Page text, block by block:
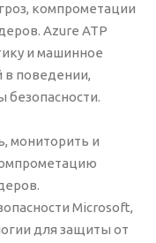
компрометации
Azure ATP
и машинное
в поведении,
безопасности.
мониторить и
Microsoft,
для защиты от